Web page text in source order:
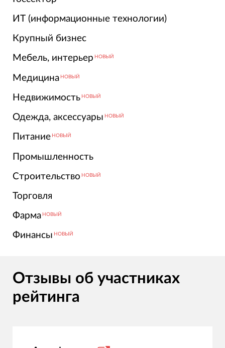
ИТ (информационные технологии)
Крупный бизнес
Мебель, интерьер НОВЫЙ
Медицина НОВЫЙ
Недвижимость НОВЫЙ
Одежда, аксессуары НОВЫЙ
Питание НОВЫЙ
Промышленность
Строительство НОВЫЙ
Торговля
Фарма НОВЫЙ
Финансы НОВЫЙ
Отзывы об участниках
рейтинга